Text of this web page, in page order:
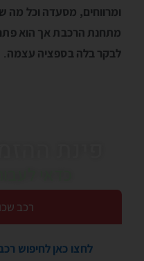
ומרווחים, מסעדה וכל מה
מתחנת הרכבת אך הוא
לבקר בלה בספציה עצמה.
רכב
לחצו כאן לחיפוש